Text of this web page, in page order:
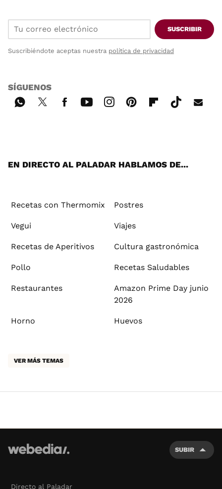
SUSCRIBIR
Suscribiéndote aceptas nuestra política de privacidad
SÍGUENOS
EN DIRECTO AL PALADAR HABLAMOS DE...
Recetas con Thermomix Postres
Vegui Viajes
Recetas de Aperitivos Cultura gastronómica
Pollo Recetas Saludables
Restaurantes
Amazon Prime Day junio
2026
Horno Huevos
VER MÁS TEMAS
SUBIR
Directo al Paladar